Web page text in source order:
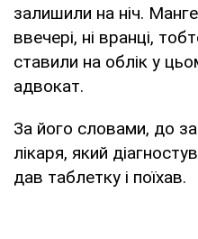
залишили на ніч.
ввечері, ні вранці,
ставили на облік у
адвокат.
За його словами, до
лікаря, який
дав таблетку і поїхав.